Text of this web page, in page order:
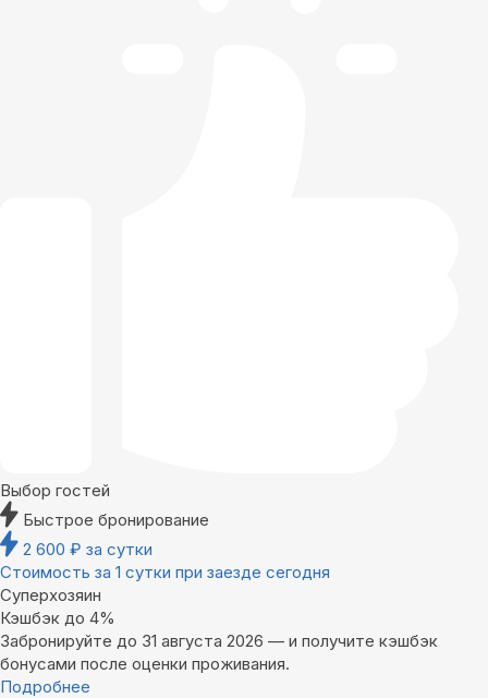
Выбор гостей
Быстрое бронирование
2 600 ₽ за сутки
Стоимость за 1 сутки при заезде сегодня
Суперхозяин
Кэшбэк до 4%
Забронируйте до 31 августа 2026 — и получите кэшбэк
бонусами после оценки проживания.
Подробнее